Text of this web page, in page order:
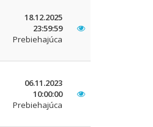
18.12.2025
23:59:59
Prebiehajúca
06.11.2023
10:00:00
Prebiehajúca